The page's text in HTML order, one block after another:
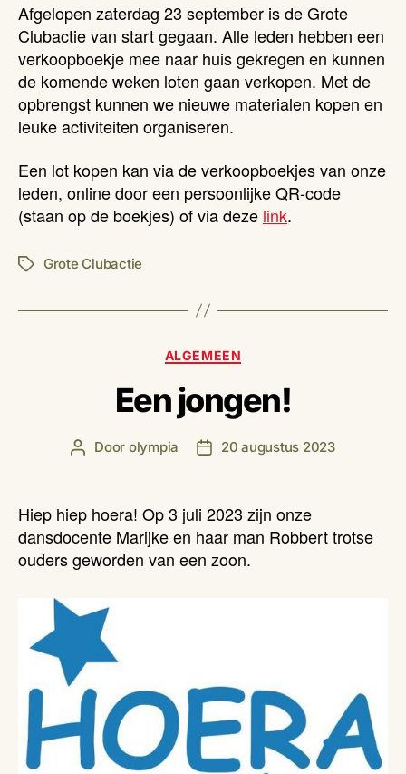
Afgelopen zaterdag 23 september is de Grote
Clubactie van start gegaan. Alle leden hebben een
verkoopboekje mee naar huis gekregen en kunnen
de komende weken loten gaan verkopen. Met de
opbrengst kunnen we nieuwe materialen kopen en
leuke activiteiten organiseren.
Een lot kopen kan via de verkoopboekjes van onze
leden, online door een persoonlijke QR-code
(staan op de boekjes) of via deze link.
TagsGrote Clubactie
Categorieën
ALGEMEEN
Een jongen!
Berichtauteur
Door olympia Berichtdatum
20 augustus 2023
Hiep hiep hoera! Op 3 juli 2023 zijn onze
dansdocente Marijke en haar man Robbert trotse
ouders geworden van een zoon.